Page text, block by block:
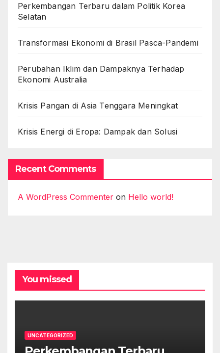
Perkembangan Terbaru dalam Politik Korea
Selatan
Transformasi Ekonomi di Brasil Pasca-Pandemi
Perubahan Iklim dan Dampaknya Terhadap
Ekonomi Australia
Krisis Pangan di Asia Tenggara Meningkat
Krisis Energi di Eropa: Dampak dan Solusi
Recent Comments
A WordPress Commenter on Hello world!
You missed
UNCATEGORIZED